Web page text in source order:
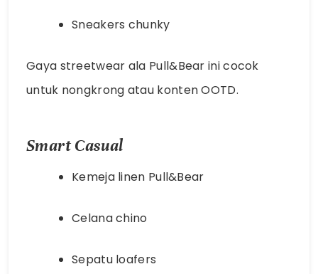
Sneakers chunky
Gaya streetwear ala Pull&Bear ini cocok
untuk nongkrong atau konten OOTD.
Smart Casual
Kemeja linen Pull&Bear
Celana chino
Sepatu loafers